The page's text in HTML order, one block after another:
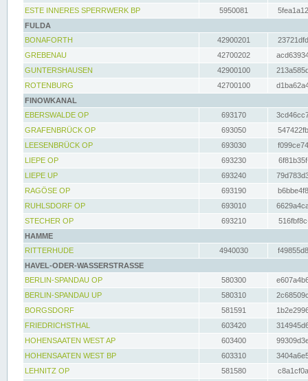
ESTE INNERES SPERRWERK BP
5950081
FULDA
BONAFORTH
42900201
GREBENAU
42700202
GUNTERSHAUSEN
42900100
ROTENBURG
42700100
FINOWKANAL
EBERSWALDE OP
693170
GRAFENBRÜCK OP
693050
LEESENBRÜCK OP
693030
LIEPE OP
693230
LIEPE UP
693240
RAGÖSE OP
693190
RUHLSDORF OP
693010
STECHER OP
693210
HAMME
RITTERHUDE
4940030
HAVEL-ODER-WASSERSTRASSE
BERLIN-SPANDAU OP
580300
BERLIN-SPANDAU UP
580310
BORGSDORF
581591
FRIEDRICHSTHAL
603420
HOHENSAATEN WEST AP
603400
HOHENSAATEN WEST BP
603310
LEHNITZ OP
581580